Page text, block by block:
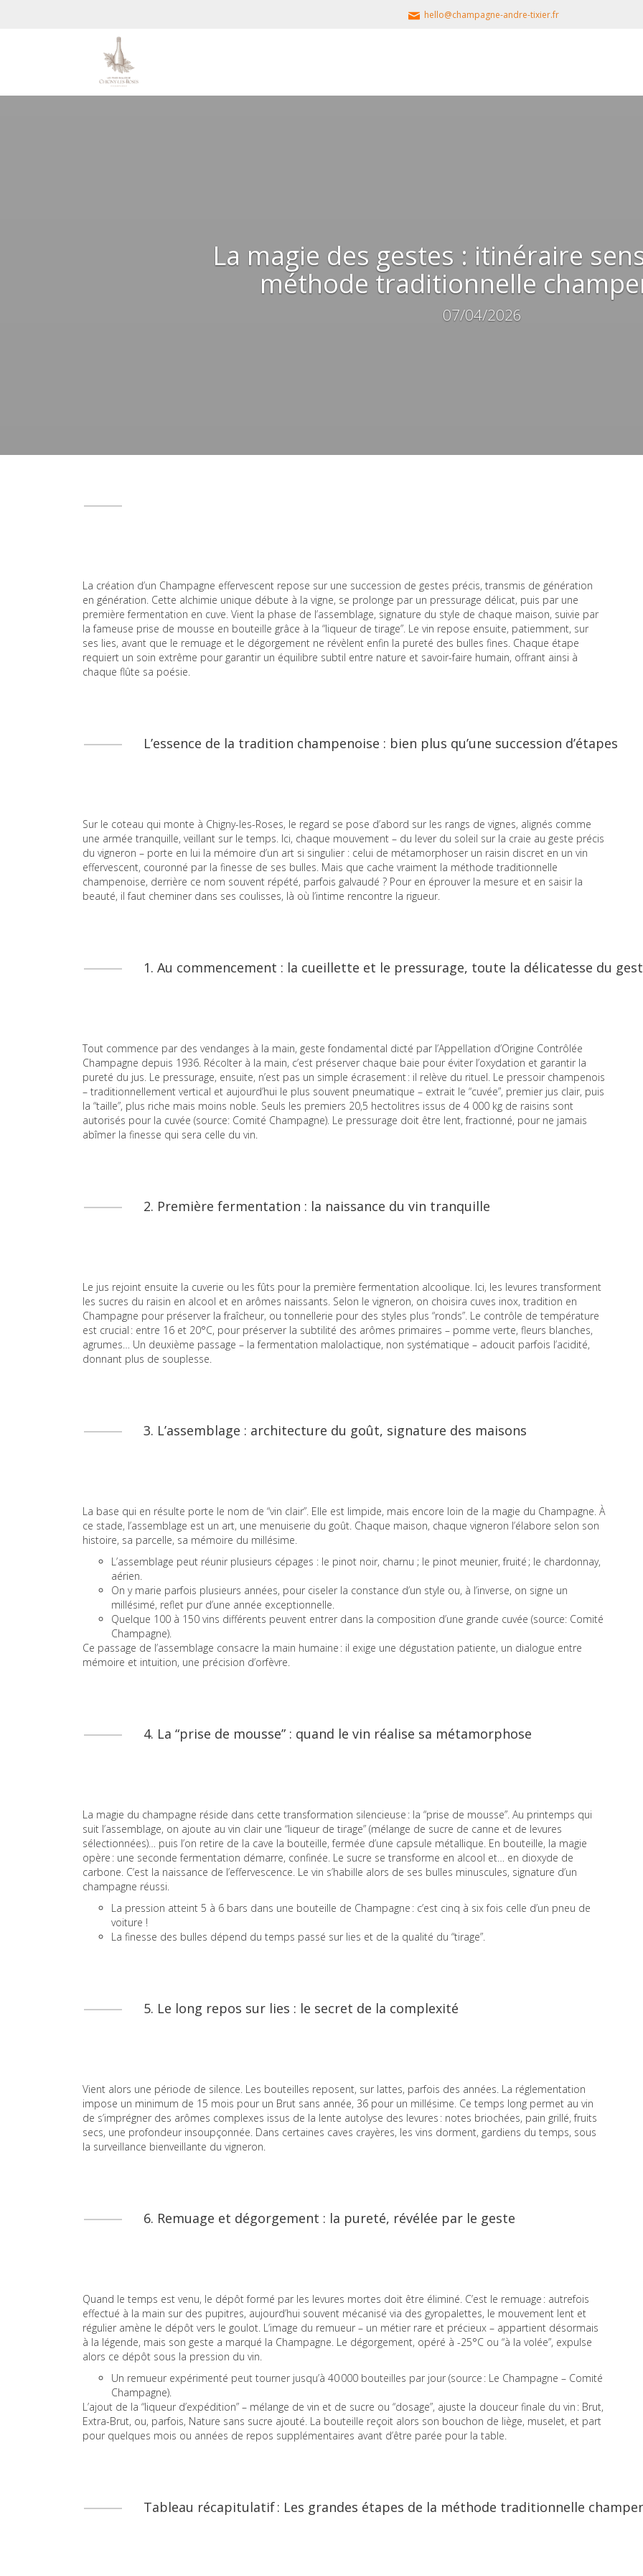
hello@champagne-andre-tixier.fr
La magie des gestes : itinéraire
méthode traditionnelle
07/04/2026
La création d’un Champagne effervescent repose sur une succession de gestes précis, transmis de génération
en génération. Cette alchimie unique débute à la vigne, se prolonge par un pressurage délicat, puis par une
première fermentation en cuve. Vient la phase de l’assemblage, signature du style de chaque maison, suivie par
la fameuse prise de mousse en bouteille grâce à la “liqueur de tirage”. Le vin repose ensuite, patiemment, sur
ses lies, avant que le remuage et le dégorgement ne révèlent enfin la pureté des bulles fines. Chaque étape
requiert un soin extrême pour garantir un équilibre subtil entre nature et savoir-faire humain, offrant ainsi à
chaque flûte sa poésie.
L’essence de la tradition champenoise : bien plus qu’une succession d’étapes
Sur le coteau qui monte à Chigny-les-Roses, le regard se pose d’abord sur les rangs de vignes, alignés comme
une armée tranquille, veillant sur le temps. Ici, chaque mouvement – du lever du soleil sur la craie au geste précis
du vigneron – porte en lui la mémoire d’un art si singulier : celui de métamorphoser un raisin discret en un vin
effervescent, couronné par la finesse de ses bulles. Mais que cache vraiment la méthode traditionnelle
champenoise, derrière ce nom souvent répété, parfois galvaudé ? Pour en éprouver la mesure et en saisir la
beauté, il faut cheminer dans ses coulisses, là où l’intime rencontre la rigueur.
1. Au commencement : la cueillette et le pressurage, toute la délicatesse du
Tout commence par des vendanges à la main, geste fondamental dicté par l’Appellation d’Origine Contrôlée
Champagne depuis 1936. Récolter à la main, c’est préserver chaque baie pour éviter l’oxydation et garantir la
pureté du jus. Le pressurage, ensuite, n’est pas un simple écrasement : il relève du rituel. Le pressoir champenois
– traditionnellement vertical et aujourd’hui le plus souvent pneumatique – extrait le “cuvée”, premier jus clair, puis
la “taille”, plus riche mais moins noble. Seuls les premiers 20,5 hectolitres issus de 4 000 kg de raisins sont
autorisés pour la cuvée (source: Comité Champagne). Le pressurage doit être lent, fractionné, pour ne jamais
abîmer la finesse qui sera celle du vin.
2. Première fermentation : la naissance du vin tranquille
Le jus rejoint ensuite la cuverie ou les fûts pour la première fermentation alcoolique. Ici, les levures transforment
les sucres du raisin en alcool et en arômes naissants. Selon le vigneron, on choisira cuves inox, tradition en
Champagne pour préserver la fraîcheur, ou tonnellerie pour des styles plus “ronds”. Le contrôle de température
est crucial : entre 16 et 20°C, pour préserver la subtilité des arômes primaires – pomme verte, fleurs blanches,
agrumes… Un deuxième passage – la fermentation malolactique, non systématique – adoucit parfois l’acidité,
donnant plus de souplesse.
3. L’assemblage : architecture du goût, signature des maisons
La base qui en résulte porte le nom de “vin clair”. Elle est limpide, mais encore loin de la magie du Champagne. À
ce stade, l’assemblage est un art, une menuiserie du goût. Chaque maison, chaque vigneron l’élabore selon son
histoire, sa parcelle, sa mémoire du millésime.
L’assemblage peut réunir plusieurs cépages : le pinot noir, charnu ; le pinot meunier, fruité ; le chardonnay,
aérien.
On y marie parfois plusieurs années, pour ciseler la constance d’un style ou, à l’inverse, on signe un
millésimé, reflet pur d’une année exceptionnelle.
Quelque 100 à 150 vins différents peuvent entrer dans la composition d’une grande cuvée (source: Comité
Champagne).
Ce passage de l’assemblage consacre la main humaine : il exige une dégustation patiente, un dialogue entre
mémoire et intuition, une précision d’orfèvre.
4. La “prise de mousse” : quand le vin réalise sa métamorphose
La magie du champagne réside dans cette transformation silencieuse : la “prise de mousse”. Au printemps qui
suit l’assemblage, on ajoute au vin clair une “liqueur de tirage” (mélange de sucre de canne et de levures
sélectionnées)… puis l’on retire de la cave la bouteille, fermée d’une capsule métallique. En bouteille, la magie
opère : une seconde fermentation démarre, confinée. Le sucre se transforme en alcool et… en dioxyde de
carbone. C’est la naissance de l’effervescence. Le vin s’habille alors de ses bulles minuscules, signature d’un
champagne réussi.
La pression atteint 5 à 6 bars dans une bouteille de Champagne : c’est cinq à six fois celle d’un pneu de
voiture !
La finesse des bulles dépend du temps passé sur lies et de la qualité du “tirage”.
5. Le long repos sur lies : le secret de la complexité
Vient alors une période de silence. Les bouteilles reposent, sur lattes, parfois des années. La réglementation
impose un minimum de 15 mois pour un Brut sans année, 36 pour un millésime. Ce temps long permet au vin
de s’imprégner des arômes complexes issus de la lente autolyse des levures : notes briochées, pain grillé, fruits
secs, une profondeur insoupçonnée. Dans certaines caves crayères, les vins dorment, gardiens du temps, sous
la surveillance bienveillante du vigneron.
6. Remuage et dégorgement : la pureté, révélée par le geste
Quand le temps est venu, le dépôt formé par les levures mortes doit être éliminé. C’est le remuage : autrefois
effectué à la main sur des pupitres, aujourd’hui souvent mécanisé via des gyropalettes, le mouvement lent et
régulier amène le dépôt vers le goulot. L’image du remueur – un métier rare et précieux – appartient désormais
à la légende, mais son geste a marqué la Champagne. Le dégorgement, opéré à -25°C ou “à la volée”, expulse
alors ce dépôt sous la pression du vin.
Un remueur expérimenté peut tourner jusqu’à 40 000 bouteilles par jour (source : Le Champagne – Comité
Champagne).
L’ajout de la “liqueur d’expédition” – mélange de vin et de sucre ou “dosage”, ajuste la douceur finale du vin : Brut,
Extra-Brut, ou, parfois, Nature sans sucre ajouté. La bouteille reçoit alors son bouchon de liège, muselet, et part
pour quelques mois ou années de repos supplémentaires avant d’être parée pour la table.
Tableau récapitulatif : Les grandes étapes de la méthode traditionnelle